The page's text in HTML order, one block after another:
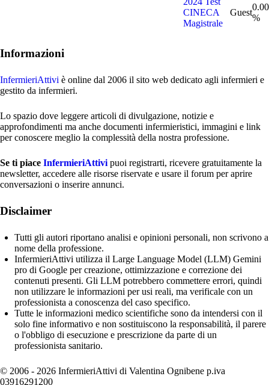
CINECA
Magistrale
Guest
0.00
%
Informazioni
InfermieriAttivi è online dal 2006 il sito web dedicato agli infermieri e
gestito da infermieri.
Lo spazio dove leggere articoli di divulgazione, notizie e
approfondimenti ma anche documenti infermieristici, immagini e link
per conoscere meglio la complessità della nostra professione.
Se ti piace InfermieriAttivipuoi registrarti, ricevere gratuitamente la
newsletter, accedere alle risorse riservate e usare il forum per aprire
conversazioni o inserire annunci.
Disclaimer
Tutti gli autori riportano analisi e opinioni personali, non scrivono a
nome della professione.
InfermieriAttivi utilizza il Large Language Model (LLM) Gemini
pro di Google per creazione, ottimizzazione e correzione dei
contenuti presenti. Gli LLM potrebbero commettere errori, quindi
non utilizzare le informazioni per usi reali, ma verificale con un
professionista a conoscenza del caso specifico.
Tutte le informazioni medico scientifiche sono da intendersi con il
solo fine informativo e non sostituiscono la responsabilità, il parere
o l'obbligo di esecuzione e prescrizione da parte di un
professionista sanitario.
© 2006 - 2026 InfermieriAttivi di Valentina Ognibene p.iva
03916291200